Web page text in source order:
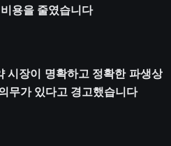
용을 줄였습니다
시장이 명확하고 정확한 파생상
무가 있다고 경고했습니다